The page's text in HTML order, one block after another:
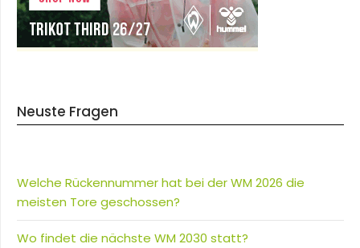
Neuste Fragen
Welche Rückennummer hat bei der WM 2026 die
meisten Tore geschossen?
Wo findet die nächste WM 2030 statt?